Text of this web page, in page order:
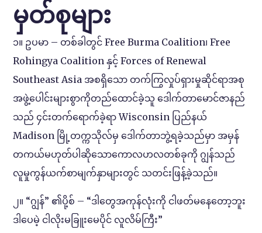
မှတ်စုများ
၁။ ဥပမာ – တစ်ခါတွင် Free Burma Coalition၊ Free
Rohingya Coalition နှင့် Forces of Renewal
Southeast Asia အစရှိသော တက်ကြွလှုပ်ရှားမှုဆိုင်ရာအစု
အဖွဲ့ပေါင်းများစွာကိုတည်ထောင်ခဲ့သူ ဒေါက်တာမောင်ဇာနည်
သည် ၄င်းတက်ရောက်ခဲ့ရာ Wisconsin ပြည်နယ်
Madison မြို့တက္ကသိုလ်မှ ဒေါက်တာဘွဲ့ရခဲ့သည်မှာ အမှန်
တကယ်မဟုတ်ပါဆိုသောကောလဟလတစ်ခုကို ဂျွန်သည်
လူမှုကွန်ယက်စာမျက်နှာများတွင် သတင်းဖြန့်ခဲ့သည်။
၂။ “ဂျွန်” ၏ပို့စ် – “ဒါတွေအကုန်လုံးကို ငါဖတ်မနေတော့ဘူး
ဒါပေမဲ့ ငါလိုးမခြူးမေပိုင် လူလိမ်ကြီး”